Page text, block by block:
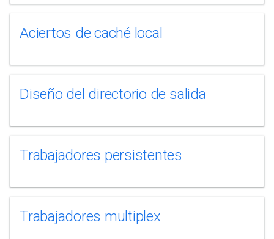
Aciertos de caché local
Diseño del directorio de salida
Trabajadores persistentes
Trabajadores multiplex